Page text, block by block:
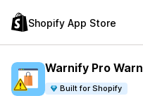
Shopify App Store
Warnify Pro
Built for Shopify